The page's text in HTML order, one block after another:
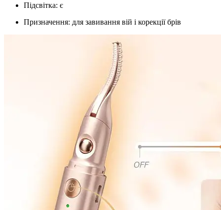
Підсвітка: є
Призначення: для завивання вій і корекції брів